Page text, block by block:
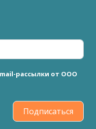
рассылки от ООО
Подписаться